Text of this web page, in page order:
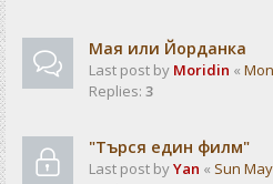
Мая или Йорданка
Last post by Moridin «
Replies: 3
"Търся един филм"
Last post byYan « Sun